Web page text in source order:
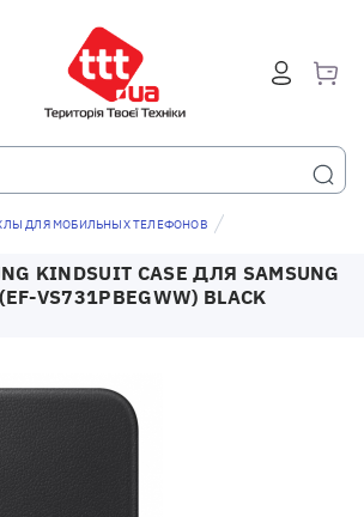
ДЛЯ МОБИЛЬНЫХ ТЕЛЕФОНОВ
KINDSUIT CASE ДЛЯ SAMSUNG
VS731PBEGWW) BLACK